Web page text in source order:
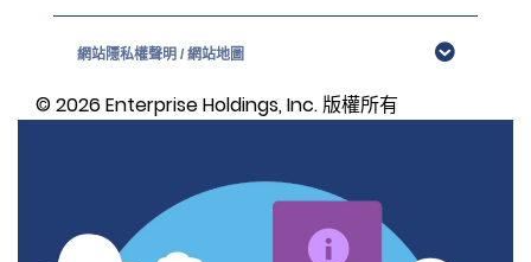
網站隱私權聲明 / 網站地圖
© 2026 Enterprise Holdings, Inc. 版權所有